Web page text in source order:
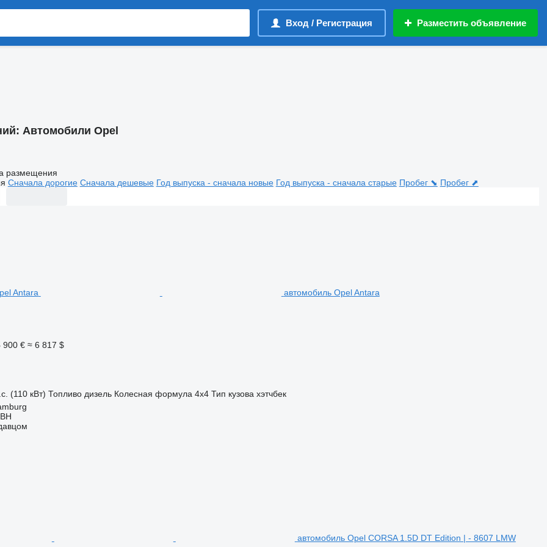
Вход / Регистрация Разместить объявление
Автомобили Opel
размещения
Сначала дорогие Сначала дешевые Год выпуска - сначала новые Год выпуска - сначала старые Пробег ⬊ Пробег ⬈
автомобиль Opel Antara
900 € ≈ 6 817 $
(110 кВт) Топливо дизель Колесная формула 4x4 Тип кузова хэтчбек
автомобиль Opel CORSA 1.5D DT Edition | - 8607 LMW